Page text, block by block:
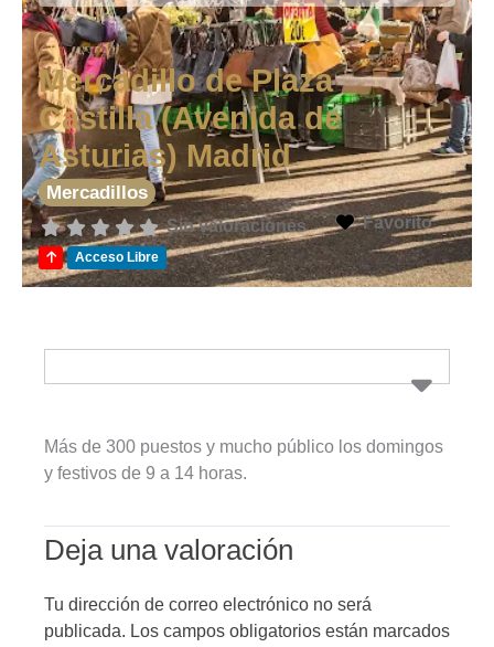
Mercadillo de Plaza
Castilla (Avenida de
Asturias) Madrid
Mercadillos
Sin valoraciones Favorito
Acceso Libre
Más de 300 puestos y mucho público los domingos
y festivos de 9 a 14 horas.
Deja una valoración
Tu dirección de correo electrónico no será
publicada. Los campos obligatorios están marcados